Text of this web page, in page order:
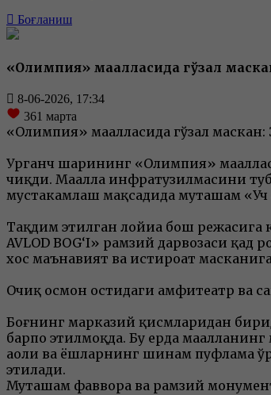
Боғланиш
«Олимпия» маҳалласида гўзал
8-06-2026, 17:34
361 марта
«Олимпия» маҳалласида гўзал
Урганч шаҳрининг «Олимпия»
чиқди. Маҳалла инфратузилмасини
мустаҳкамлаш мақсадида муҳташам
Тақдим этилган лойиҳа бош
AVLOD BOG‘I» рамзий дарвозаси
хос маънавият ва истироҳат
Очиқ осмон остидаги амфитеатр ва
Боғнинг марказий қисмларидан
барпо этилмоқда. Бу ерда
аҳоли ва ёшларнинг шинам пуфлама
этилади.
Муҳташам фаввора ва рамзий